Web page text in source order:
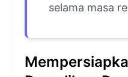
selama masa